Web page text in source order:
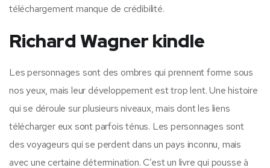
téléchargement manque de crédibilité.
Richard Wagner kindle
Les personnages sont des ombres qui prennent forme sous
nos yeux, mais leur développement est trop lent. Une histoire
qui se déroule sur plusieurs niveaux, mais dont les liens
télécharger eux sont parfois ténus. Les personnages sont
des voyageurs qui se perdent dans un pays inconnu, mais
avec une certaine détermination. C’est un livre qui pousse à